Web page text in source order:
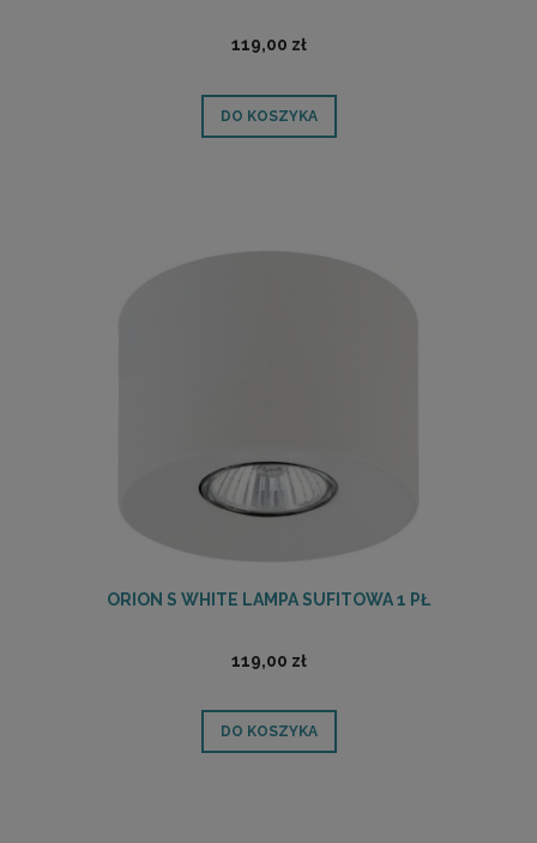
119,00 zł
DO KOSZYKA
ORION S WHITE LAMPA SUFITOWA 1 PŁ
119,00 zł
DO KOSZYKA